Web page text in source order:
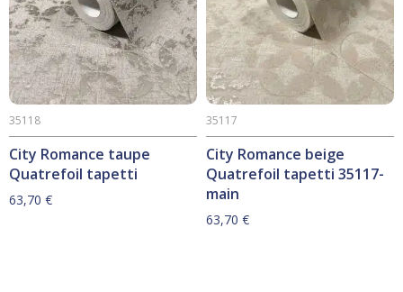
City Romance taupe
Quatrefoil tapetti
35118
63,70 €
City Romance beige
Quatrefoil tapetti 35117-
main
35117
63,70 €